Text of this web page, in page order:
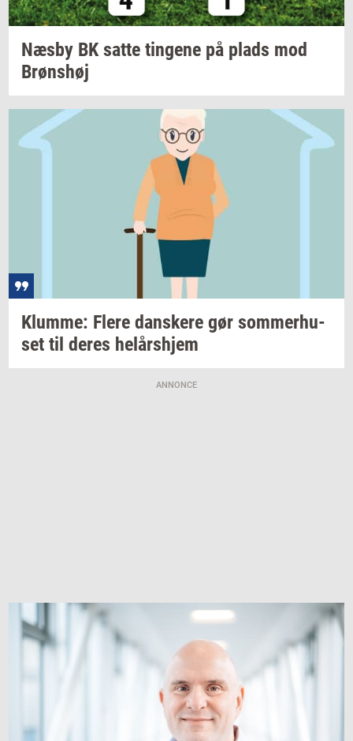
Næsby BK satte tin­ge­ne på plads mod
Brøns­høj
Klum­me: Flere dan­ske­re gør som­mer­hu­
set til deres helårs­hjem
ANNONCE